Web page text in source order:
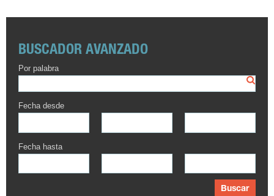
BUSCADOR AVANZADO
Por palabra
Fecha desde
Fecha hasta
Buscar